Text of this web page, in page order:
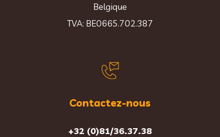
Belgique
TVA: BE0665.702.387
Contactez-nous
+32 (0)81/36.37.38